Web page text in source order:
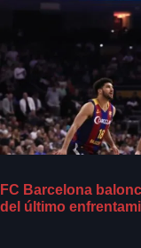
FC Barcelona
del último